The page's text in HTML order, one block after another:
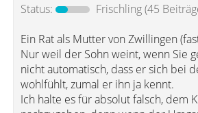
Status:
Frischling(45
Ein Rat als Mutter von Zwillingen
Nur weil der Sohn weint, wenn Sie
nicht automatisch, dass er sich bei
wohlfühlt, zumal er ihn ja kennt.
Ich halte es für absolut falsch, dem